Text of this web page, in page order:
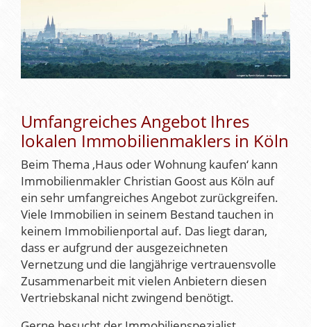
Umfangreiches Angebot Ihres
lokalen Immobilienmaklers in Köln
Beim Thema ‚Haus oder Wohnung kaufen‘ kann
Immobilienmakler Christian Goost aus Köln auf
ein sehr umfangreiches Angebot zurückgreifen.
Viele Immobilien in seinem Bestand tauchen in
keinem Immobilienportal auf. Das liegt daran,
dass er aufgrund der ausgezeichneten
Vernetzung und die langjährige vertrauensvolle
Zusammenarbeit mit vielen Anbietern diesen
Vertriebskanal nicht zwingend benötigt.